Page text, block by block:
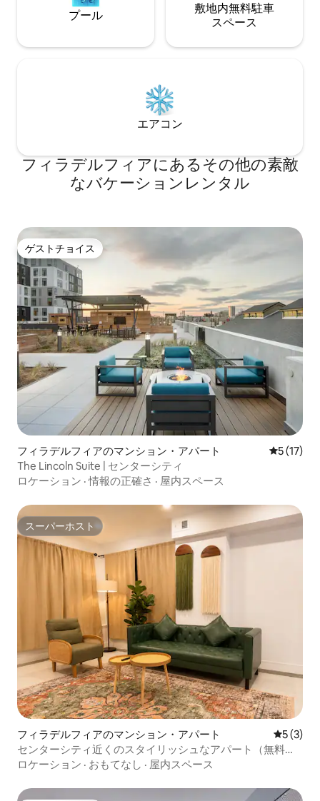
プール
敷地内無料駐⁠車
ス⁠ペ⁠ー⁠ス
エアコン
フィラデルフィアにあるその他の素敵
なバケーションレンタル
ゲストチョイス
ゲストチョイス
フィラデルフィアのマンション・アパート レビュー
5 (17)
The Lincoln Suite | センターシティ
ロケーション ·情報の正確さ · 屋内スペース
スーパーホスト
スーパーホスト
フィラデルフィアのマンション・アパート レビュー
5 (3)
センターシティ近くのスタイリッシュなアパート（無料駐
車場付き）
ロケーション · おもてなし · 屋内スペース